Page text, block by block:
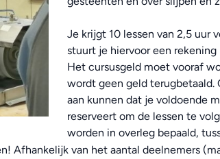
Je krijgt 10 lessen van 2,5 uur
stuurt je hiervoor een rekening
Het cursusgeld moet vooraf
wordt geen geld terugbetaald.
aan kunnen dat je voldoende
reserveert om de lessen te
worden in overleg bepaald,
Afhankelijk van het aantal deelnemers